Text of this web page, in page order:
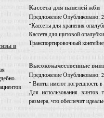
в
Кассета для панелей жби
ПредложениеОпубликовано:
"Кассеты для хранения
Кассета для щитовой
Транспортировочный
Высококачественные
ПредложениеОпубликовано:
" Винты имеют погрешность в
Для использования винтов
размера, что обеспечит